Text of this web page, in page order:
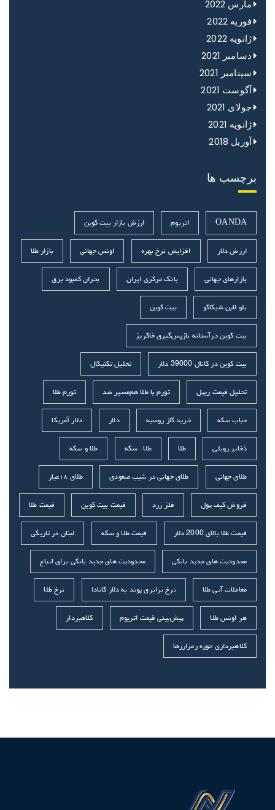
مارس 2022
فوریه 2022
ژانویه 2022
دسامبر 2021
سپتامبر 2021
آگوست 2021
جولای 2021
ژانویه 2021
آوریل 2018
برچسب ها
OANDA اتریوم
ارزش بازار بیت کوین
ارزش دلار
افزایش نرخ بهره اونس جهانی
بازار طلا
بازارهای جهانی
بانک مرکزی ایران
بحران کمبود برق
بلو لاین شیکاگو
بیت کوین
بیت کوین درآستانه بازپس‌گیری خاکریز
بیت کوین در کانال 39000 دلار
تحلیل تکنیکال
تحلیل قیمت ریپل
تورم با طلا هم‌مسیر شد
تورم طلا
حباب سکه
خرید گاز روسیه دلار
دلار آمریکا
ذخایر روبلی
طلا طلا . سکه
طلا و سکه
طلای جهانی
طلای جهانی در شیب صعودی
طلای ۱۸عیار
فروش کیف پول
فلز زرد قیمت بیت کوین
قیمت طلا
قیمت طلا بالای 2000 دلار
قیمت طلا و سکه
لبنان در تاریکی
محدودیت های جدید بانکی
محدودیت های جدید بانکی برای اتباع
معاملات آتی طلا
نرخ برابری پوند به دلار کانادا
نرخ طلا
هر اونس طلا
پیش‌بینی قیمت اتریوم
کلاهبردار
کلاهبرداری حوزه رمزارزها